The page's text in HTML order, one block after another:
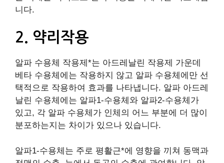
니다.
2. 약리작용
알파 수용체 작용제*는 아드레날린 작용제 가운데
베타 수용체에는 작용하지 않고 알파 수용체에만 선
택적으로 작용하여 효과를 나타냅니다. 알파 아드레
날린 수용체에는 알파1-수용체와 알파2-수용체가
있고, 각 알파 수용체가 인체의 어느 부분에 더 많이
분포하는지는 차이가 있으나 있습니다.
알파1-수용체는 주로 평활근*에 영향을 끼쳐 동맥과